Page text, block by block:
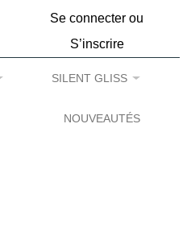
Se connecter ou
S’inscrire
SILENT GLISS
NOUVEAUTÉS